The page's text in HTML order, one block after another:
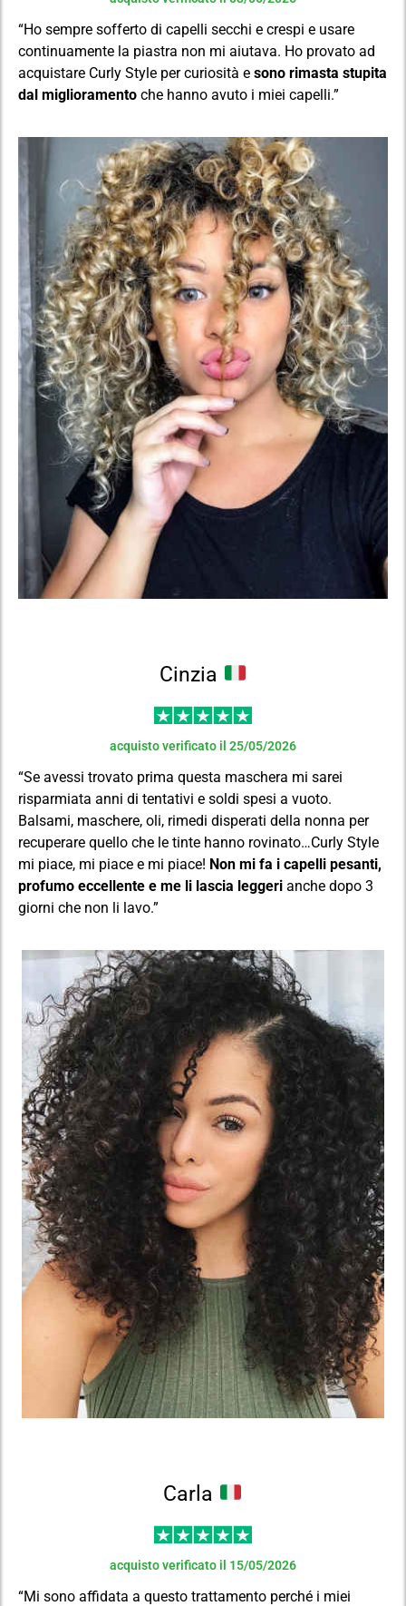
“Ho sempre sofferto di capelli secchi e crespi e usare
continuamente la piastra non mi aiutava. Ho provato ad
acquistare Curly Style per curiosità e sono rimasta stupita
dal miglioramento che hanno avuto i miei capelli.”
Cinzia
acquisto verificato il 25/05/2026
“Se avessi trovato prima questa maschera mi sarei
risparmiata anni di tentativi e soldi spesi a vuoto.
Balsami, maschere, oli, rimedi disperati della nonna per
recuperare quello che le tinte hanno rovinato…Curly Style
mi piace, mi piace e mi piace! Non mi fa i capelli pesanti,
profumo eccellente e me li lascia leggeri anche dopo 3
giorni che non li lavo.”
Carla
acquisto verificato il 15/05/2026
“Mi sono affidata a questo trattamento perché i miei